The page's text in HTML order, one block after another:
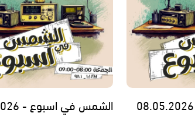
الشمس في اسبوع - 01.05.2026